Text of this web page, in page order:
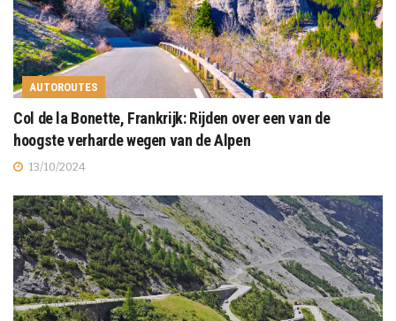
AUTOROUTES
Col de la Bonette, Frankrijk: Rijden over een van de
hoogste verharde wegen van de Alpen
13/10/2024